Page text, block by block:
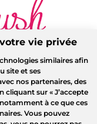
vie privée
similaires afin
site et ses
nos partenaires, des
cliquant sur « J’accepte
à ce que ces
Vous pouvez